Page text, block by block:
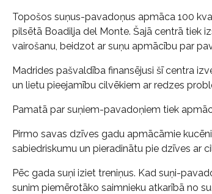
Topošos suņus-pavadoņus apmāca 100
pilsētā Boadilja del Monte. Šajā centrā tiek
vairošanu, beidzot ar suņu apmācību par
Madrides pašvaldība finansējusi šī centra
un lietu pieejamību cilvēkiem ar redzes
Pamatā par suņiem-pavadoņiem tiek
Pirmo savas dzīves gadu apmācāmie
sabiedriskumu un pieradinātu pie dzīves ar
Pēc gada suņi iziet treniņus. Kad suņi-
sunim piemērotāko saimnieku atkarībā no